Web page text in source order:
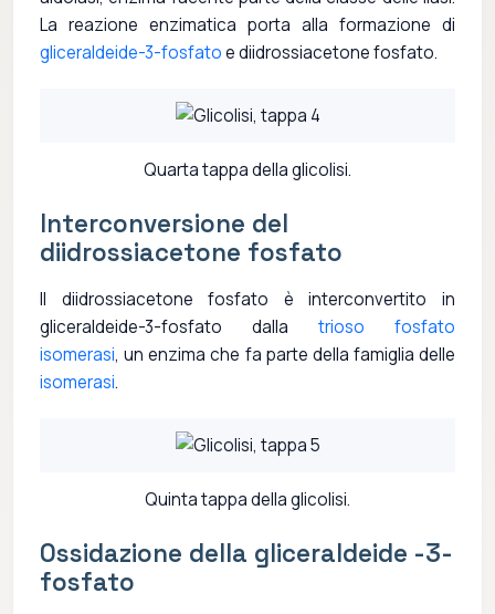
La reazione enzimatica porta alla formazione di
gliceraldeide-3-fosfatoe diidrossiacetone fosfato.
Quarta tappa della glicolisi.
Interconversione del
diidrossiacetone fosfato
Il diidrossiacetone fosfato è interconvertito in
gliceraldeide-3-fosfato dalla trioso fosfato
isomerasi, un enzima che fa parte della famiglia delle
isomerasi.
Quinta tappa della glicolisi.
Ossidazione della gliceraldeide -3-
fosfato